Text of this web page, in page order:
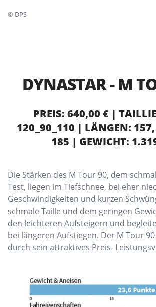
© DPS
DYNASTAR - M
PREIS: 640,00 € |
120_90_110 | LÄNGEN:
185 | GEWICHT:
Die Stärken des M Tour 90, dem
Test, liegen im Tiefschnee, bei eher
Geschwindigkeiten und kurzen
schmale Taille und dem geringen
den leichteren Aufsteigern und
bei längeren Aufstiegen. Der M Tour
durch sein attraktives Preis-